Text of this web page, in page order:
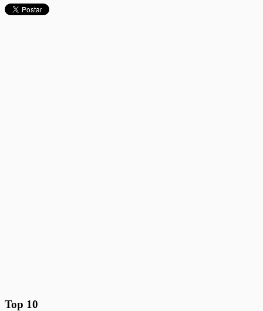
Top 10